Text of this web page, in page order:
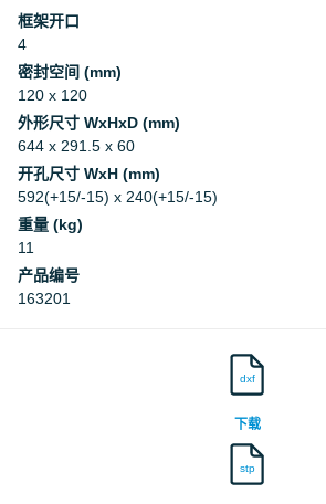
框架开口
4
密封空间 (mm)
120 x 120
外形尺寸 WxHxD (mm)
644 x 291.5 x 60
开孔尺寸 WxH (mm)
592(+15/-15) x 240(+15/-15)
重量 (kg)
11
产品编号
163201
dxf
下载
stp